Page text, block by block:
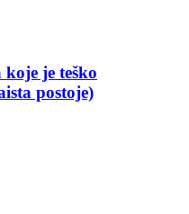
koje je teško
postoje)